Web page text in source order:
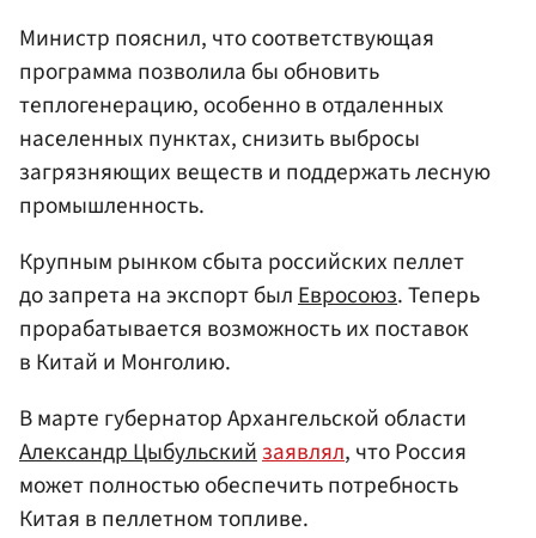
Министр пояснил, что соответствующая
программа позволила бы обновить
теплогенерацию, особенно в отдаленных
населенных пунктах, снизить выбросы
загрязняющих веществ и поддержать лесную
промышленность.
Крупным рынком сбыта российских пеллет
до запрета на экспорт былЕвросоюз. Теперь
прорабатывается возможность их поставок
в Китай и Монголию.
В марте губернатор Архангельской области
Александр Цыбульскийзаявлял, что Россия
может полностью обеспечить потребность
Китая в пеллетном топливе.